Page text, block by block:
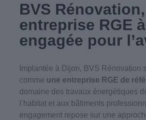
BVS
entreprise RGE
engagée pour
Implantée à Dijon, BVS Rénovation
comme une entreprise RGE de
domaine des travaux énergétiques
l’habitat et aux bâtiments
engagement repose sur une